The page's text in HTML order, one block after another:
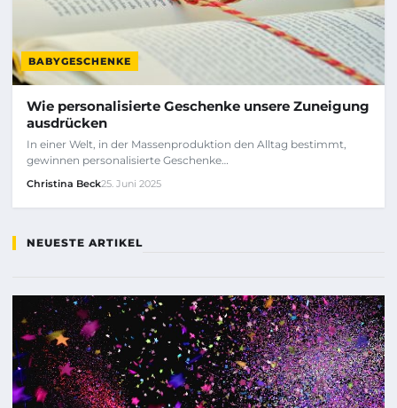
BABYGESCHENKE
Wie personalisierte Geschenke unsere Zuneigung
ausdrücken
In einer Welt, in der Massenproduktion den Alltag bestimmt,
gewinnen personalisierte Geschenke…
Christina Beck25. Juni 2025
NEUESTE ARTIKEL